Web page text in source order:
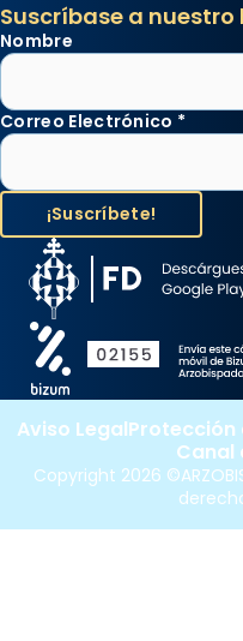
Suscríbase a
Nombre
Correo Electrónico *
Copyright 2026
Aviso LegalProtección
Canal